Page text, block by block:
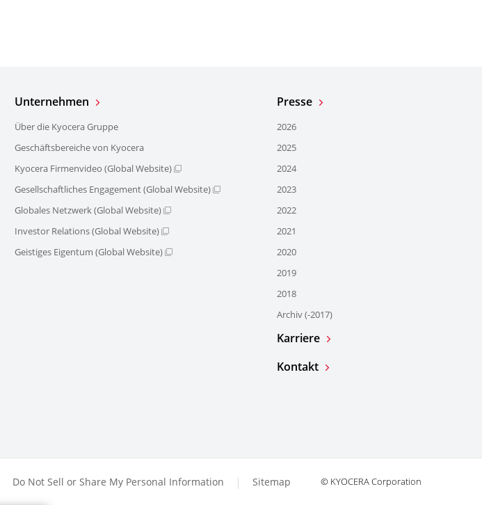
Unternehmen
Über die Kyocera Gruppe
Geschäftsbereiche von Kyocera
Kyocera Firmenvideo (Global Website)
Gesellschaftliches Engagement (Global Website)
Globales Netzwerk (Global Website)
Investor Relations (Global Website)
Geistiges Eigentum (Global Website)
Presse
2026
2025
2024
2023
2022
2021
2020
2019
2018
Archiv (-2017)
Karriere
Kontakt
Do Not Sell or Share My Personal Information Sitemap © KYOCERA Corporation